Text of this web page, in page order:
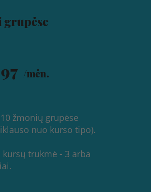
/mėn.
žmonių grupėse
nuo kurso tipo).
trukmė - 3 arba